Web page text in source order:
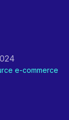
e-commerce